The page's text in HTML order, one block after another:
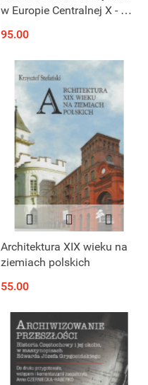
w Europie Centralnej X - XI
artystyczne
95.00
Architektura XIX wieku na
ziemiach polskich
55.00